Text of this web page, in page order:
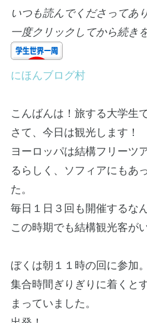
いつも読んでくださってあ
一度クリックしてから続き
にほんブログ村
こんばんは！旅する大学生
さて、今日は観光します！
ヨーロッパは結構フリーツ
るらしく、ソフィアにもあ
た。
毎日１日３回も開催するな
この時期でも結構観光客が
ぼくは朝１１時の回に参加。
集合時間ぎりぎりに着くと
まっていました。